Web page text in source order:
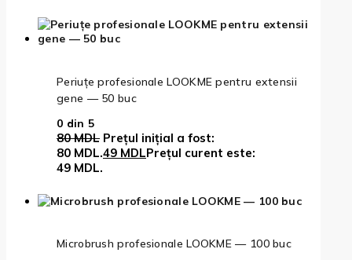
Periuțe profesionale LOOKME pentru extensii
gene — 50 buc
0 din 5
80MDL Prețul inițial a fost:
80 MDL.49 MDLPrețul curent este:
49 MDL.
Microbrush profesionale LOOKME — 100 buc